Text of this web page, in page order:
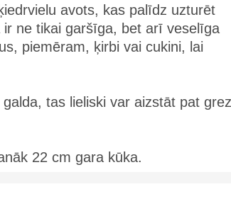
avots, kas palīdz uzturēt
ne tikai garšīga, bet arī veselīga
piemēram, ķirbi vai cukini, lai
tas lieliski var aizstāt pat
22 cm gara kūka.